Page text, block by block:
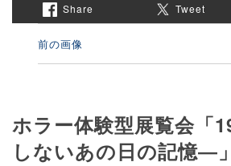
Share Tweet
前の画像
ホラー体験型展覧会「
しないあの日の記憶―」